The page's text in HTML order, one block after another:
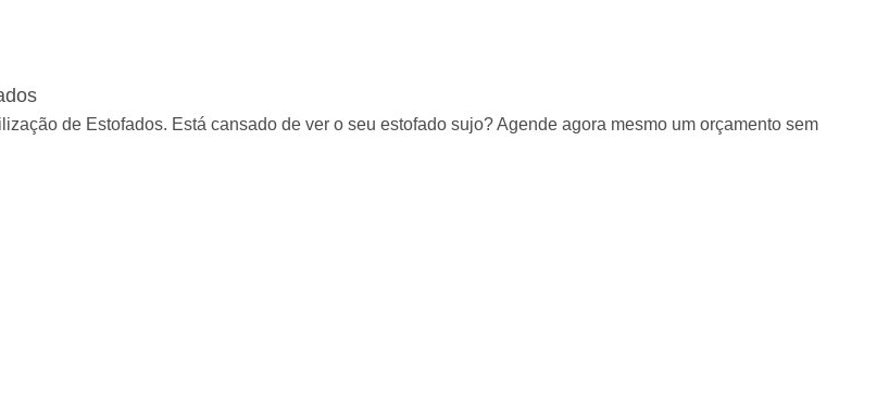
de Estofados. Está cansado de ver o seu estofado sujo? Agende agora mesmo um orçamento sem